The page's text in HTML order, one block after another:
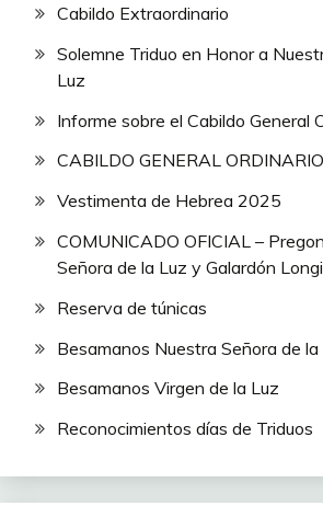
Cabildo Extraordinario
Solemne Triduo en Honor a
Luz
Informe sobre el Cabildo General
CABILDO GENERAL ORDINARIO
Vestimenta de Hebrea 2025
COMUNICADO OFICIAL –
Señora de la Luz y Galardón
Reserva de túnicas
Besamanos Nuestra Señora de
Besamanos Virgen de la Luz
Reconocimientos días de Triduos